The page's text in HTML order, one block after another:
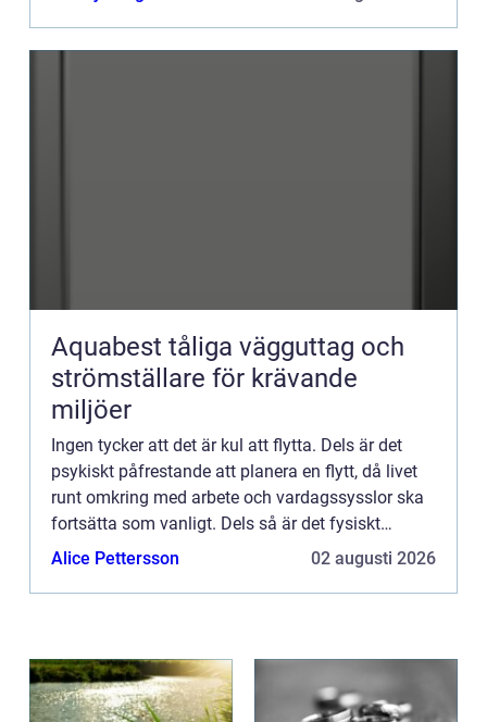
Aquabest tåliga vägguttag och
strömställare för krävande
miljöer
Ingen tycker att det är kul att flytta. Dels är det
psykiskt påfrestande att planera en flytt, då livet
runt omkring med arbete och vardagssysslor ska
fortsätta som vanligt. Dels så är det fysiskt
påfrestan...
Alice Pettersson 02 augusti 2026